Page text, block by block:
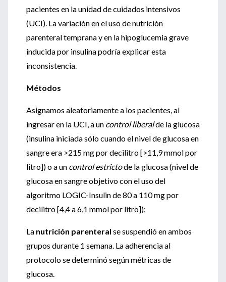
pacientes en la unidad de cuidados intensivos
(UCI). La variación en el uso de nutrición
parenteral temprana y en la hipoglucemia grave
inducida por insulina podría explicar esta
inconsistencia.
Métodos
Asignamos aleatoriamente a los pacientes, al
ingresar en la UCI, a un control liberalde la glucosa
(insulina iniciada sólo cuando el nivel de glucosa en
sangre era >215 mg por decilitro [>11,9 mmol por
litro]) o a un control estrictode la glucosa (nivel de
glucosa en sangre objetivo con el uso del
algoritmo LOGIC-Insulin de 80 a 110 mg por
decilitro [4,4 a 6,1 mmol por litro]);
La nutrición parenteral se suspendió en ambos
grupos durante 1 semana. La adherencia al
protocolo se determinó según métricas de
glucosa.